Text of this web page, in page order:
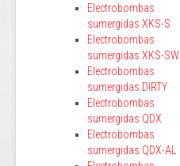
Electrobombas
sumergidas XKS-S
Electrobombas
sumergidas XKS-SW
Electrobombas
sumergidas DIRTY
Electrobombas
sumergidas QDX
Electrobombas
sumergidas QDX-AL